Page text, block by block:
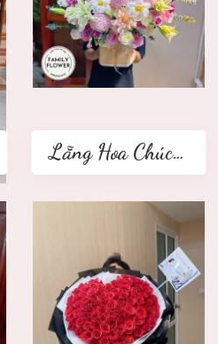
Lẵng Hoa Chúc Mừng